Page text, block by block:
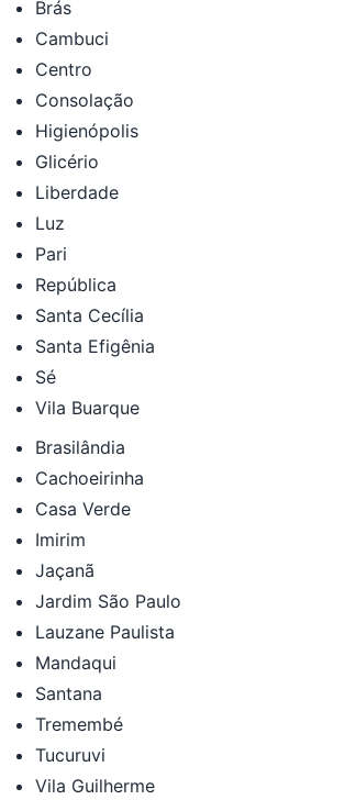
Brás
Cambuci
Centro
Consolação
Higienópolis
Glicério
Liberdade
Luz
Pari
República
Santa Cecília
Santa Efigênia
Sé
Vila Buarque
Brasilândia
Cachoeirinha
Casa Verde
Imirim
Jaçanã
Jardim São Paulo
Lauzane Paulista
Mandaqui
Santana
Tremembé
Tucuruvi
Vila Guilherme